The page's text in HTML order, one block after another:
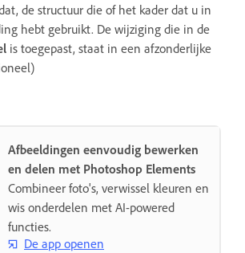
de structuur die of het kader dat u in
hebt gebruikt. De wijziging die in de
is toegepast, staat in een afzonderlijke
Afbeeldingen eenvoudig bewerken
en delen met Photoshop Elements
Combineer foto's, verwissel kleuren en
wis onderdelen met AI-powered
functies.
De app openen